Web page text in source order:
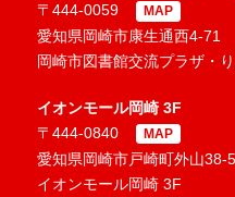
〒444-0059
MAP
愛知県岡崎市康生通西4-71
岡崎市図書館交流プラザ・
イオンモール岡崎 3F
〒444-0840
MAP
愛知県岡崎市戸崎町外山38-5
イオンモール岡崎 3F